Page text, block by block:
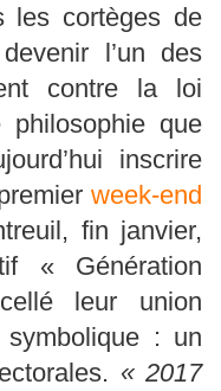
les cortèges de
l’un des
contre la loi
que
inscrire
week-end
fin janvier,
« Génération
leur union
symbolique : un
« 2017